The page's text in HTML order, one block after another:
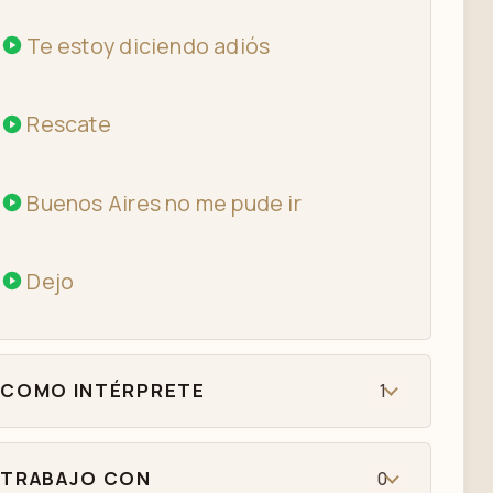
Te estoy diciendo adiós
Rescate
Buenos Aires no me pude ir
Dejo
COMO INTÉRPRETE 1
TRABAJO CON 0